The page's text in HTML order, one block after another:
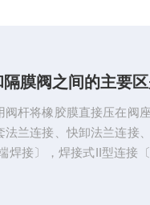
膜阀之间的主要区
阀杆将橡胶膜直接压在阀
法兰连接、快卸法兰连接
焊接〕，焊接式II型连接